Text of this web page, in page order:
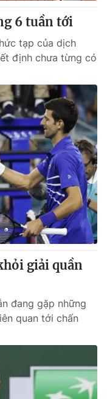
6 tuần tới
tạp của dịch
định chưa từng có
giải quần
đang gặp những
quan tới chấn